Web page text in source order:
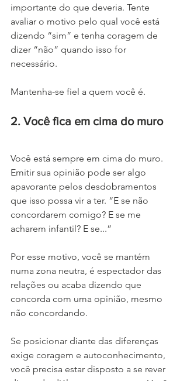
importante do que deveria. Tente
avaliar o motivo pelo qual você está
dizendo “sim” e tenha coragem de
dizer “não” quando isso for
necessário.
Mantenha-se fiel a quem você é.
2. Você fica em cima do muro
Você está sempre em cima do muro.
Emitir sua opinião pode ser algo
apavorante pelos desdobramentos
que isso possa vir a ter. “E se não
concordarem comigo? E se me
acharem infantil? E se...”
Por esse motivo, você se mantém
numa zona neutra, é espectador das
relações ou acaba dizendo que
concorda com uma opinião, mesmo
não concordando.
Se posicionar diante das diferenças
exige coragem e autoconhecimento,
você precisa estar disposto a se rever